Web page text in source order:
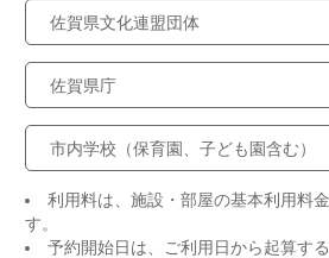
佐賀県文化連盟団体
佐賀県庁
市内学校（保育園、子ども園含む）
利用料は、施設・部屋の基本利用料
す。
予約開始日は、ご利用日から起算す